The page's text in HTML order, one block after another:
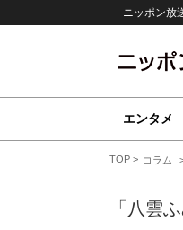
ニッポン放
エンタメ
TOP コラム
「八雲